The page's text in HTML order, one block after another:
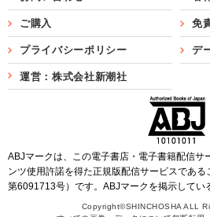
ご購入 免
プライバシーポリシー デ
運営：株式会社新潮社
ABJマークは、この電子書店・電子書籍配信サ
ンツ使用許諾を得た正規版配信サービスであ
第6091713号）です。ABJマークを掲示してい
Copyright©SHINCHOSHA ALL